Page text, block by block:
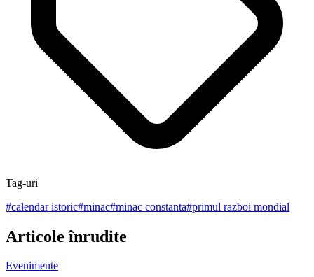
Tag-uri
#calendar istoric#minac#minac constanta#primul razboi mondial
Articole înrudite
Evenimente